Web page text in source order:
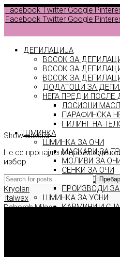
Facebook Twitter Google
Facebook Twitter Google
ДЕПИЛАЦИЈА
ВОСОК ЗА
ВОСОК ЗА
ВОСОК ЗА
ДОДАТОЦИ ЗА
НЕГА ПРЕД И ПОСЛЕ
ЛОСИОНИ
ПАРАФИНСКА
ПИЛИНГ НА
ШМИНКА
ШМИНКА ЗА ОЧИ
МАСКАРИ ЗА
МОЛИВИ ЗА
СЕНКИ ЗА ОЧИ
ТУШ ЗА ОЧИ
ПРОИЗВОДИ ЗА
ШМИНКА ЗА УСНИ
КАРМИНИ И
products
Classique
Show sidebar
Не се пронајдени производи
избор.
Kryolan
Italwax
Deborah Milano